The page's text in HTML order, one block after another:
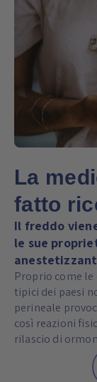
La
fatto
Il freddo
le sue
Proprio come le
tipici dei paesi
perineale
così reazioni
rilascio di